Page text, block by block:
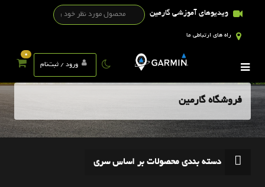
ویدیوهای آموزشی گارمین
راه های ارتباطی ما
ورود / ثبت‌نام
0
فروشگاه گارمین
دسته بندی محصولات بر اساس سری